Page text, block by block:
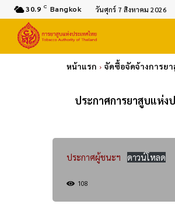
30.9 C Bangkok วันศุกร์ 7 สิงหาคม 2026
หน้าแรก จัดซื้อจัดจ้างการย
ประกาศการยาสูบแห่ง
ประกาศผู้ชนะฯ ดาวน์โหลด
108